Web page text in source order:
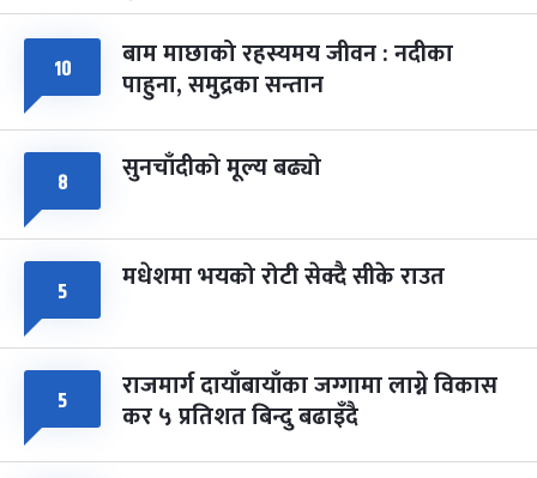
८ फागुपूर्णिमा
चैत्र ८, २०८३-Mar 22, 2027
७ महिना बाँकी
१० बाम माछाको रहस्यमय जीवन : नदीका
पाहुना, समुद्रका सन्तान
८ सुनचाँदीको मूल्य बढ्यो
५ मधेशमा भयको रोटी सेक्दै सीके राउत
५ राजमार्ग दायाँबायाँका जग्गामा लाग्ने विकास
कर ५ प्रतिशत बिन्दु बढाइँदै